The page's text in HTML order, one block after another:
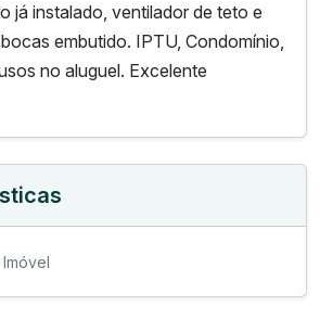
já instalado, ventilador de teto e
embutido. IPTU, Condomínio,
no aluguel. Excelente